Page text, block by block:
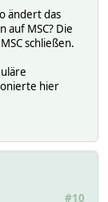
not_reached
stop
teach-in
block unlock
endPosition
ändert das
auf MSC? Die
schließen.
hier
#10